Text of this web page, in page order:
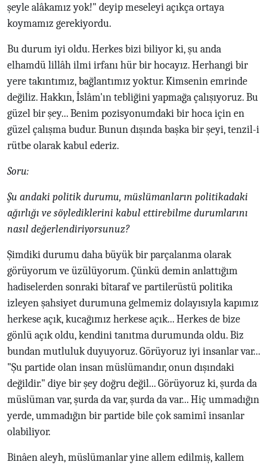
şeyle alâkamız yok!" deyip meseleyi açıkça ortaya
koymamız gerekiyordu.
Bu durum iyi oldu. Herkes bizi biliyor ki, şu anda
elhamdü lillâh ilmi irfanı hür bir hocayız. Herhangi bir
yere takıntımız, bağlantımız yoktur. Kimsenin emrinde
değiliz. Hakkın, İslâm'ın tebliğini yapmağa çalışıyoruz. Bu
güzel bir şey... Benim pozisyonumdaki bir hoca için en
güzel çalışma budur. Bunun dışında başka bir şeyi, tenzil-i
rütbe olarak kabul ederiz.
Soru:
Şu andaki politik durumu, müslümanların politikadaki
ağırlığı ve söylediklerini kabul ettirebilme durumlarını
nasıl değerlendiriyorsunuz?
Şimdiki durumu daha büyük bir parçalanma olarak
görüyorum ve üzülüyorum. Çünkü demin anlattığım
hadiselerden sonraki bîtaraf ve partilerüstü politika
izleyen şahsiyet durumuna gelmemiz dolayısıyla kapımız
herkese açık, kucağımız herkese açık... Herkes de bize
gönlü açık oldu, kendini tanıtma durumunda oldu. Biz
bundan mutluluk duyuyoruz. Görüyoruz iyi insanlar var...
"Şu partide olan insan müslümandır, onun dışındaki
değildir." diye bir şey doğru değil... Görüyoruz ki, şurda da
müslüman var, şurda da var, şurda da var... Hiç ummadığın
yerde, ummadığın bir partide bile çok samimî insanlar
olabiliyor.
Binâen aleyh, müslümanlar yine allem edilmiş, kallem